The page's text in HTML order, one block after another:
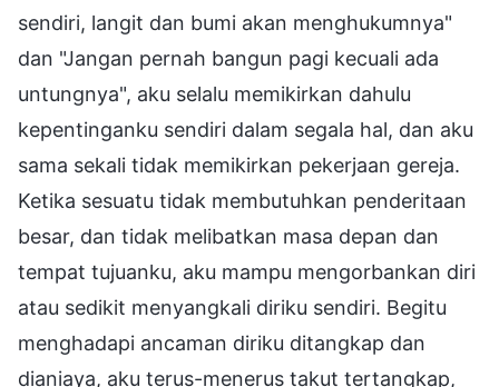
sendiri, langit dan bumi akan menghukumnya"
dan "Jangan pernah bangun pagi kecuali ada
untungnya", aku selalu memikirkan dahulu
kepentinganku sendiri dalam segala hal, dan aku
sama sekali tidak memikirkan pekerjaan gereja.
Ketika sesuatu tidak membutuhkan penderitaan
besar, dan tidak melibatkan masa depan dan
tempat tujuanku, aku mampu mengorbankan diri
atau sedikit menyangkali diriku sendiri. Begitu
menghadapi ancaman diriku ditangkap dan
dianiaya, aku terus-menerus takut tertangkap,